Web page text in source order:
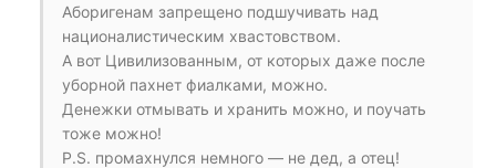
Аборигенам запрещено подшучивать над
националистическим хвастовством.
А вот Цивилизованным, от которых даже после
уборной пахнет фиалками, можно.
Денежки отмывать и хранить можно, и поучать
тоже можно!
P.S. промахнулся немного — не дед, а отец!